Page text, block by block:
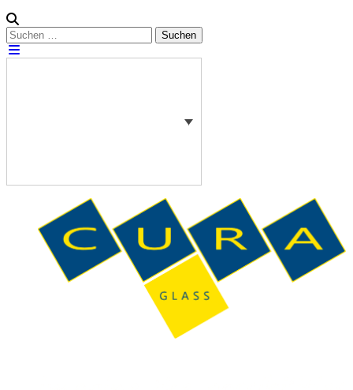
Suchen
nach:
Suchen